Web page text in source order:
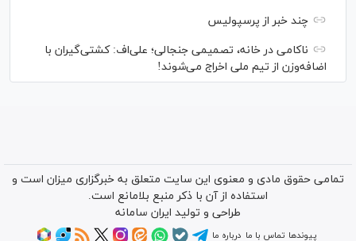
چند خبر از پرسپولیس
ناکامی در خانه، تصمیمی جنجالی؛ علی‌اف: کشتی‌گیران با
اضافه‌وزن از تیم ملی اخراج می‌شوند!
تمامی حقوق مادی و معنوی این سایت متعلق به خبرگزاری میزان است و
استفاده از آن با ذکر منبع بلامانع است.
طراحی و تولید ایران سامانه
پیوندها تماس با ما درباره ما